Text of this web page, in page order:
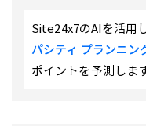
Site24x7のAIを活用
パシティ プランニン
ポイントを予測します